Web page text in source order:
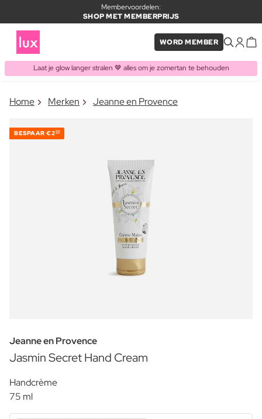
Membervoordelen:
SHOP MET MEMBERPRIJS
WORD MEMBER
Laat je glow langer stralen 🤎 alles om je zomertan te behouden
ITEM TOEGEVOEGD AAN
Home Merken Jeanne en Provence
BESPAAR €200
Jeanne en Provence
Jasmin Secret Hand Cream
Handcrème
75 ml